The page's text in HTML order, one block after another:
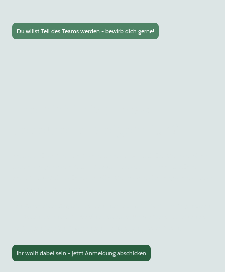
Du willst Teil des Teams werden - bewirb dich gerne!
Ihr wollt dabei sein - jetzt Anmeldung abschicken